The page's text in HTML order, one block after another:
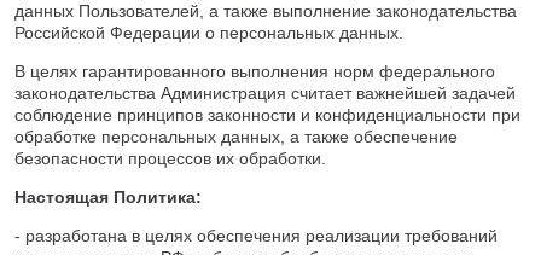
данных Пользователей, а также выполнение законодательства
Российской Федерации о персональных данных.
В целях гарантированного выполнения норм федерального
законодательства Администрация считает важнейшей задачей
соблюдение принципов законности и конфиденциальности при
обработке персональных данных, а также обеспечение
безопасности процессов их обработки.
Настоящая Политика:
- разработана в целях обеспечения реализации требований